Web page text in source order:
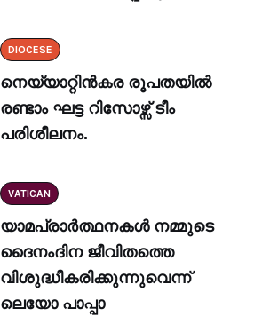
DIOCESE
നെയ്യാറ്റിൻകര രൂപതയിൽ
രണ്ടാം ഘട്ട റിസോഴ്സ് ടീം
പരിശീലനം.
VATICAN
യാമപ്രാർത്ഥനകൾ നമ്മുടെ
ദൈനംദിന ജീവിതത്തെ
വിശുദ്ധീകരിക്കുന്നുവെന്ന്
ലെയോ പാപ്പാ